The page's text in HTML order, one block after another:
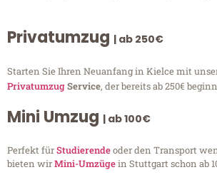
Privatumzug | ab 250€
Starten Sie Ihren Neuanfang in Kielce mit
PrivatumzugService, der bereits ab 250€
Mini Umzug | ab 100€
Perfekt fürStudierendeoder den Transport
bieten wirMini-Umzügein Stuttgart schon ab